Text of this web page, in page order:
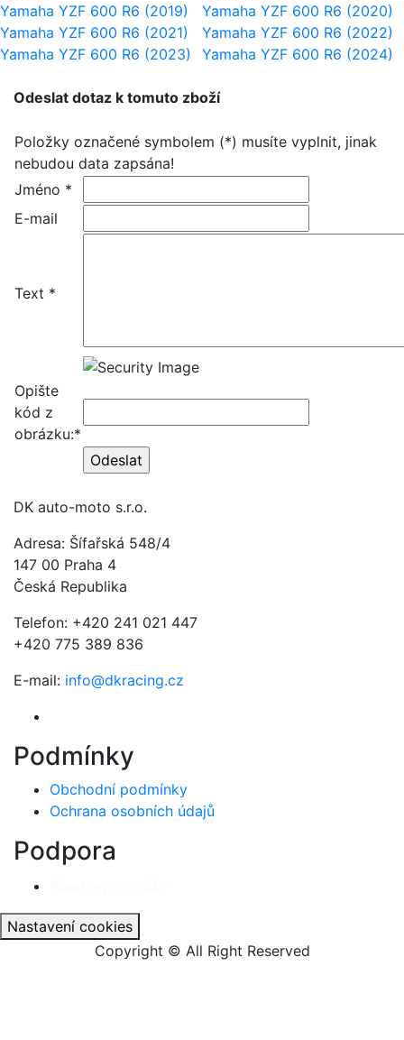
Yamaha YZF 600 R6 (2019)
Yamaha YZF 600 R6 (2020)
Yamaha YZF 600 R6 (2021)
Yamaha YZF 600 R6 (2022)
Yamaha YZF 600 R6 (2023)
Yamaha YZF 600 R6 (2024)
Odeslat dotaz k tomuto zboží
Položky označené symbolem (*) musíte vyplnit, jinak
nebudou data zapsána!
Jméno *
E-mail
Text *
Opište
kód z
obrázku:*
DK auto-moto s.r.o.
Adresa: Šífařská 548/4
147 00 Praha 4
Česká Republika
Telefon: +420 241 021 447
+420 775 389 836
E-mail: info@dkracing.cz
Podmínky
Obchodní podmínky
Ochrana osobních údajů
Podpora
Nastavení cookies
Copyright © All Right Reserved